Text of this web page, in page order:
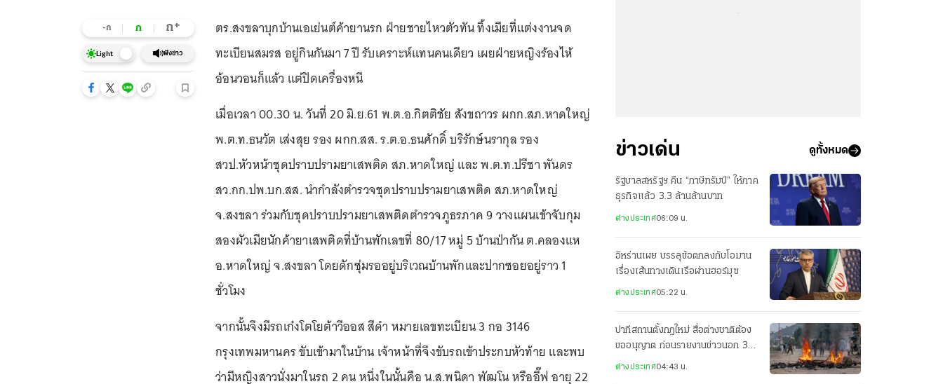
-ก ก ก+
Light ฟังข่าว
ตร.สงขลาบุกบ้านเอเย่นต์ค้ายานรก ฝ่ายชายไหวตัวทัน ทิ้งเมียที่แต่งงานจด
ทะเบียนสมรส อยู่กินกันมา 7 ปี รับเคราะห์แทนคนเดียว เผยฝ่ายหญิงร้องไห้
อ้อนวอนก็แล้ว แต่ปิดเครื่องหนี
เมื่อเวลา 00.30 น. วันที่ 20 มิ.ย.61 พ.ต.อ.กิตติชัย สังขถาวร ผกก.สภ.หาดใหญ่
พ.ต.ท.ธนวัต เส่งสุย รอง ผกก.สส. ร.ต.อ.ธนศักดิ์ บริรักษ์นรากุล รอง
สวป.หัวหน้าชุดปราบปรามยาเสพติด สภ.หาดใหญ่ และ พ.ต.ท.ปรีชา พันดร
สว.กก.ปพ.บก.สส. นำกำลังตำรวจชุดปราบปรามยาเสพติด สภ.หาดใหญ่
จ.สงขลา ร่วมกับชุดปราบปรามยาเสพติดตำรวจภูธรภาค 9 วางแผนเข้าจับกุม
สองผัวเมียนักค้ายาเสพติดที่บ้านพักเลขที่ 80/17 หมู่ 5 บ้านป่ากัน ต.คลองแห
อ.หาดใหญ่ จ.สงขลา โดยดักซุ่มรออยู่บริเวณบ้านพักและปากซอยอยู่ราว 1
ชั่วโมง
จากนั้นจึงมีรถเก๋งโตโยต้าวีออส สีดำ หมายเลขทะเบียน 3 กอ 3146
กรุงเทพมหานคร ขับเข้ามาในบ้าน เจ้าหน้าที่จึงขับรถเข้าประกบหัวท้าย และพบ
ว่ามีหญิงสาวนั่งมาในรถ 2 คน หนึ่งในนั้นคือ น.ส.พนิดา พัฒโน หรืออี๊ฟ อายุ 22
ข่าวเด่น ดูทั้งหมด
รัฐบาลสหรัฐฯ คืน “ภาษีทรัมป์” ให้ภาค
ธุรกิจแล้ว 3.3 ล้านล้านบาท
ต่างประเทศ06:09 น.
อิหร่านเผย บรรลุข้อตกลงกับโอมาน
เรื่องเส้นทางเดินเรือผ่านฮอร์มุซ
ต่างประเทศ05:22 น.
ปากีสถานตั้งกฎใหม่ สื่อต่างชาติต้อง
ขออนุญาต ก่อนรายงานข่าวนอก 3
เมืองใหญ่
ต่างประเทศ04:43 น.